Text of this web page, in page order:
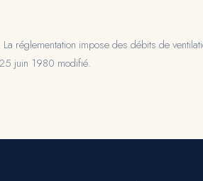
réglementation impose des débits de
juin 1980 modifié.